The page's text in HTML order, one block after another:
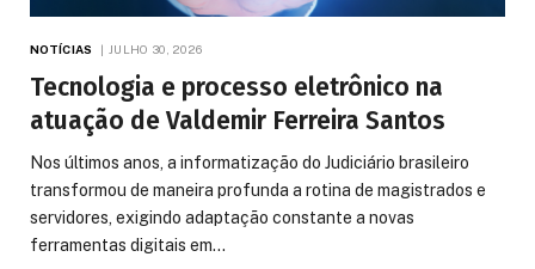
NOTÍCIAS JULHO 30, 2026
Tecnologia e processo eletrônico na
atuação de Valdemir Ferreira Santos
Nos últimos anos, a informatização do Judiciário brasileiro
transformou de maneira profunda a rotina de magistrados e
servidores, exigindo adaptação constante a novas
ferramentas digitais em…